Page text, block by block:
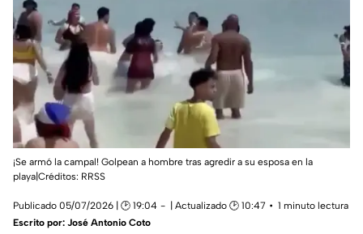
¡Se armó la campal! Golpean a hombre tras agredir a su esposa en la
playa|Créditos: RRSS
Publicado 05/07/2026 | 🕑 19:04 | Actualizado 🕑 10:47
1 minuto lectura
Escrito por: José Antonio Coto